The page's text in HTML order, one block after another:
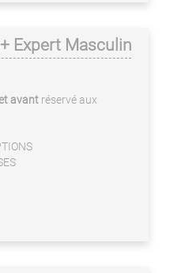
Expert Masculin
avant réservé aux